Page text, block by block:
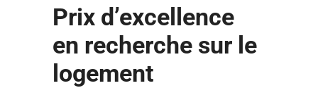
Prix d’excellence
en recherche sur le
logement